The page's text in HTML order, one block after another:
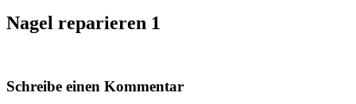
Nagel reparieren 1
Schreibe einen Kommentar